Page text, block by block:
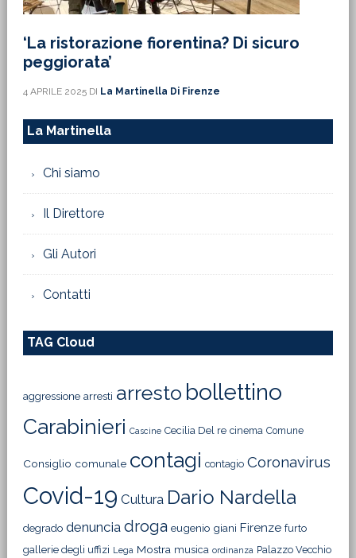
‘La ristorazione fiorentina? Di sicuro
peggiorata’
4 APRILE 2025DI La Martinella Di Firenze
La Martinella
Chi siamo
Il Direttore
Gli Autori
Contatti
TAG Cloud
aggressione arresti arresto bollettino
Carabinieri Cascine Cecilia Del re cinema Comune
Consiglio comunale contagi contagio Coronavirus
Covid-19 Cultura Dario Nardella
degrado denuncia droga eugenio giani Firenze furto
gallerie degli uffizi Lega Mostra musica ordinanza Palazzo Vecchio